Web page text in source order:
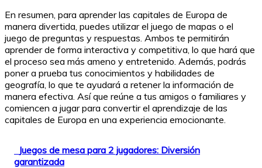
En resumen, para aprender las capitales de Europa de
manera divertida, puedes utilizar el juego de mapas o el
juego de preguntas y respuestas. Ambos te permitirán
aprender de forma interactiva y competitiva, lo que hará que
el proceso sea más ameno y entretenido. Además, podrás
poner a prueba tus conocimientos y habilidades de
geografía, lo que te ayudará a retener la información de
manera efectiva. Así que reúne a tus amigos o familiares y
comiencen a jugar para convertir el aprendizaje de las
capitales de Europa en una experiencia emocionante.
Juegos de mesa para 2 jugadores: Diversión
garantizada